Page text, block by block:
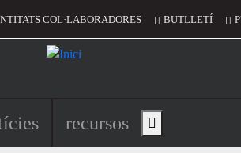
COL·LABORADORES BUTLLETÍ
principal de
recursos Show main menu